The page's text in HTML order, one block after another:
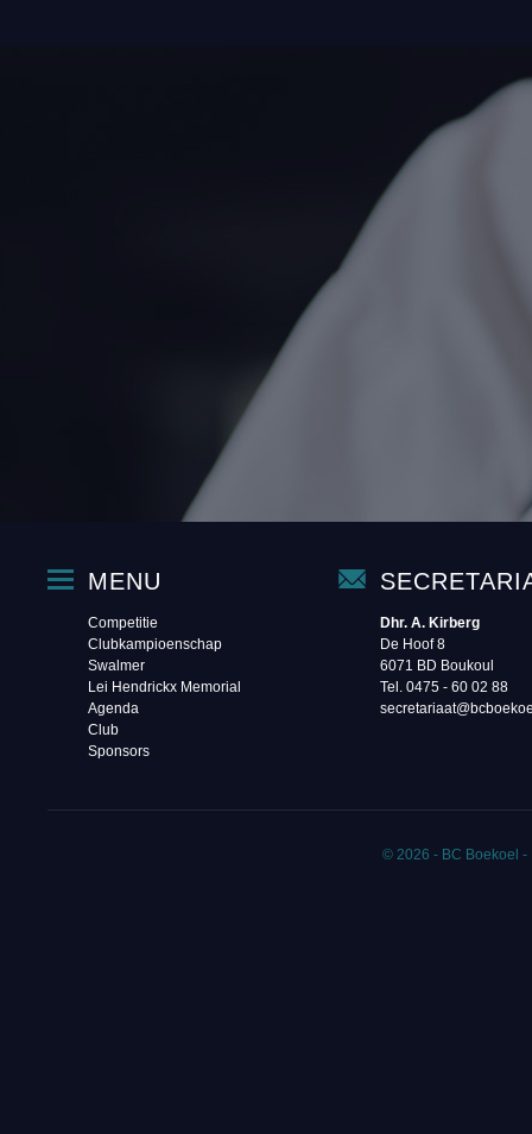
MENU
Competitie
Clubkampioenschap
Swalmer
Lei Hendrickx Memorial
Agenda
Club
Sponsors
Dhr. A. Kirberg
De Hoof 8
6071 BD Boukoul
Tel. 0475 - 60 02 88‬
© 2026 - BC Boekoel